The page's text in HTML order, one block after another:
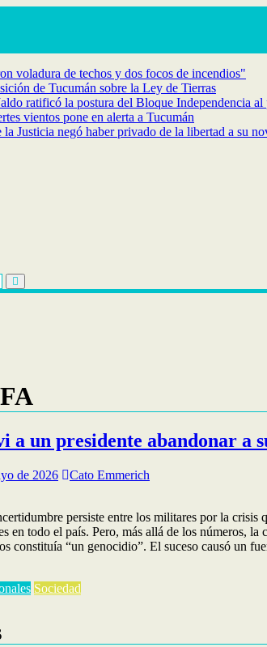
voladura de techos y dos focos de incendios"
de Tucumán sobre la Ley de Tierras
ratificó la postura del Bloque Independencia
vientos pone en alerta a Tucumán
Justicia negó haber privado de la libertad a su
un presidente abandonar a
de 2026 Cato Emmerich
persiste entre los militares por la
en todo el país. Pero, más allá de los números,
constituía “un genocidio”. El suceso causó un
Sociedad